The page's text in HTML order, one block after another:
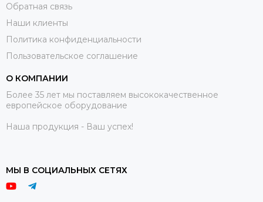
Обратная связь
Наши клиенты
Политика конфиденциальности
Пользовательское соглашение
О КОМПАНИИ
Более 35 лет мы поставляем высококачественное
европейское оборудование
Наша продукция - Ваш успех!
МЫ В СОЦИАЛЬНЫХ СЕТЯХ